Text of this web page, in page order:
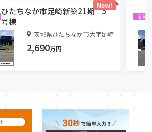
New!
ひたちなか市足崎新築21期 5
号棟
茨城県ひたちなか市大字足崎
2,690万円
新築